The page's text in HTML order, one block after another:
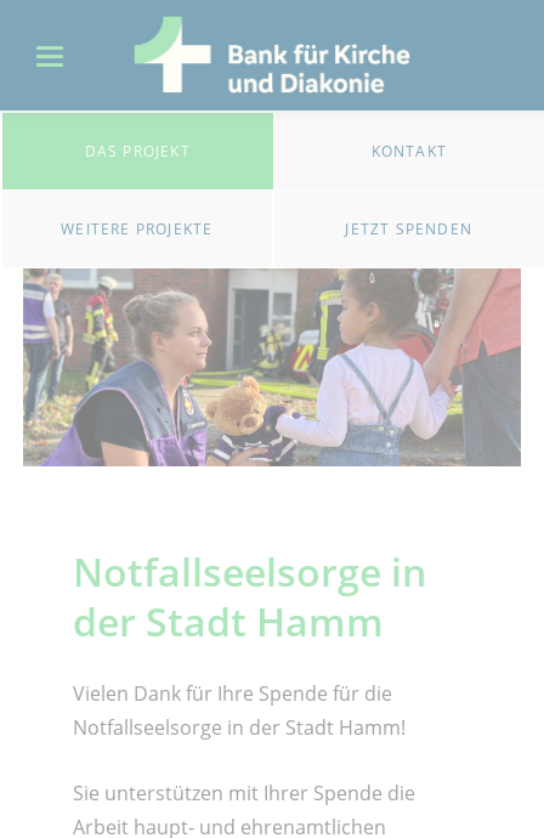
DAS PROJEKT KONTAKT
WEITERE PROJEKTE JETZT SPENDEN
Notfallseelsorge in
der Stadt Hamm
Vielen Dank für Ihre Spende für die
Notfallseelsorge in der Stadt Hamm!
Sie unterstützen mit Ihrer Spende die
Arbeit haupt- und ehrenamtlichen